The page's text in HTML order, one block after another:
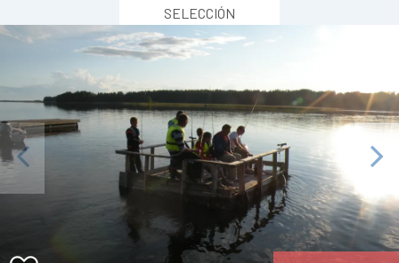
SELECCIÓN
Next